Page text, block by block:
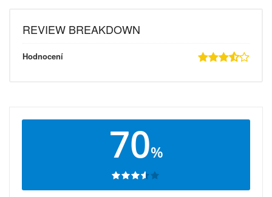
REVIEW BREAKDOWN
Hodnocení
70%